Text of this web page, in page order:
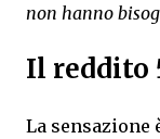
non hanno
Il reddito
La sensazione